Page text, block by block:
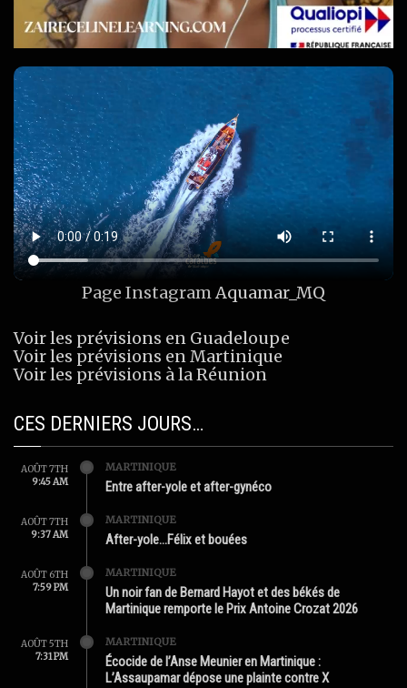
Page InstagramAquamar_MQ
Voir les prévisions en Guadeloupe
Voir les prévisions en Martinique
Voir les prévisions à la Réunion
CES DERNIERS JOURS…
AOÛT 7TH
9:45 AM
MARTINIQUE
Entre after-yole et after-gynéco
AOÛT 7TH
9:37 AM
MARTINIQUE
After-yole…Félix et bouées
AOÛT 6TH
7:59 PM
MARTINIQUE
Un noir fan de Bernard Hayot et des békés de
Martinique remporte le Prix Antoine Crozat 2026
AOÛT 5TH
7:31 PM
MARTINIQUE
Écocide de l’Anse Meunier en Martinique :
L’Assaupamar dépose une plainte contre X